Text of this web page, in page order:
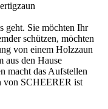
geht. Sie möchten Ihr
schützen, möchten
von einem Holzzaun
aus den Hause
macht das Aufstellen
von SCHEERER ist